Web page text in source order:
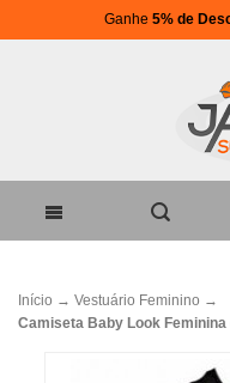
Ganhe 5% de
Início → Vestuário Feminino →
Camiseta Baby Look